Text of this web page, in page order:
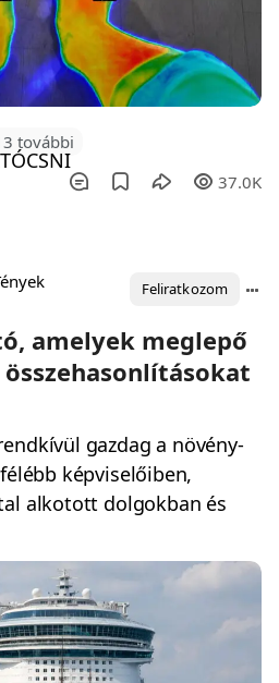
további
37.0K
Feliratkozom
amelyek meglepő
gazdag a növény-
képviselőiben,
alkotott dolgokban és